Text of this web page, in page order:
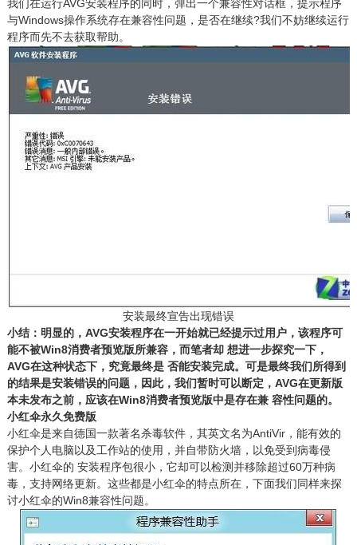
我们在运行AVG安装程序的同时，弹出一个兼容性对话框，提示程序
与Windows操作系统存在兼容性问题，是否在继续?我们不妨继续运行
程序而先不去获取帮助。
安装最终宣告出现错误
小结：明显的，AVG安装程序在一开始就已经提示过用户，该程序可
能不被Win8消费者预览版所兼容，而笔者却 想进一步探究一下，
AVG在这种状态下，究竟最终是 否能安装完成。可是最终我们所得到
的结果是安装错误的问题，因此，我们暂时可以断定，AVG在更新版
本未发布之前，应该在Win8消费者预览版中是存在兼 容性问题的。
小红伞永久免费版
小红伞是来自德国一款著名杀毒软件，其英文名为AntiVir，能有效的
保护个人电脑以及工作站的使用，并自带防火墙，以免受到病毒侵
害。小红伞的 安装程序包很小，它却可以检测并移除超过60万种病
毒，支持网络更新。这些都是小红伞的特点所在，下面我们同样来探
讨小红伞的Win8兼容性问题。